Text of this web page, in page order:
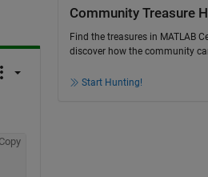
Copy
Community Treasure
Find the treasures in MATLAB
discover how the community
Start Hunting!